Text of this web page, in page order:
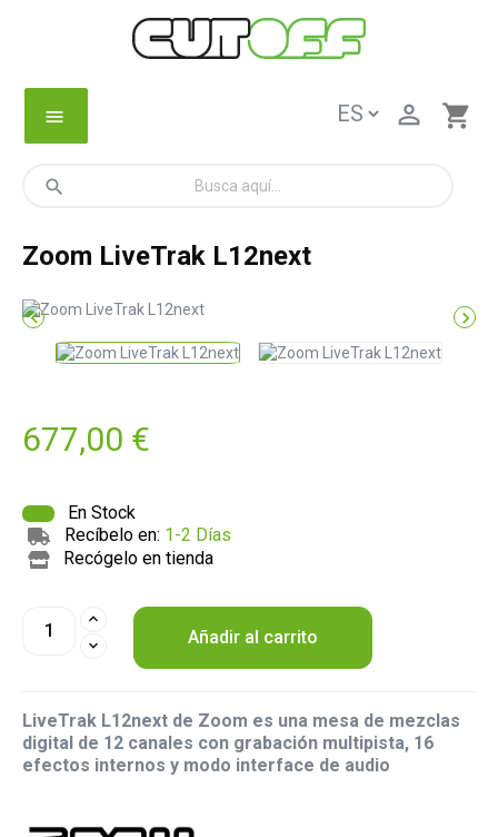
menu shopping_cart

search
Zoom LiveTrak L12next
 
677,00 €
En Stock
Recíbelo en: 1-2 Días
Recógelo en tienda
Añadir al carrito
LiveTrak L12next de Zoom es una mesa de mezclas
digital de 12 canales con grabación multipista, 16
efectos internos y modo interface de audio